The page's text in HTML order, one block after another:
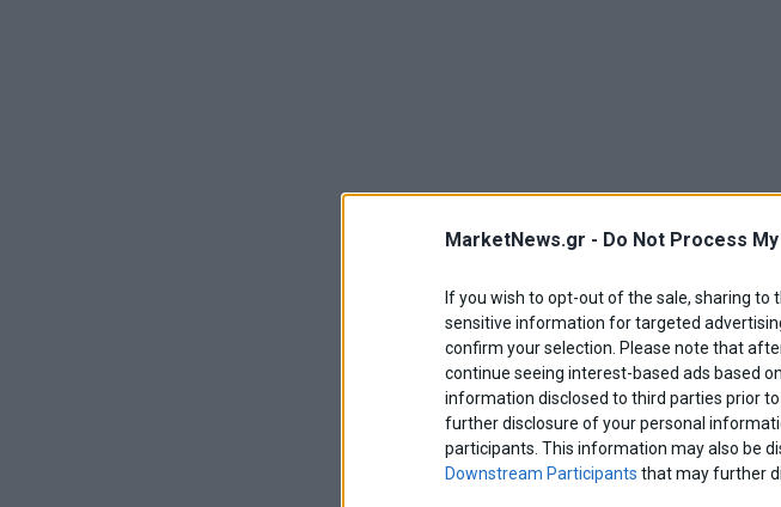
MarketNews.gr - Do Not Process
If you wish to opt-out of the sale, sharing
sensitive information for targeted
confirm your selection. Please note that
continue seeing interest-based ads based
information disclosed to third parties prior
further disclosure of your personal
participants. This information may also be
Downstream Participants that may further